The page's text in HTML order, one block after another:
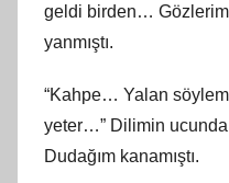
geldi birden…
yanmıştı.
“Kahpe… Yalan
yeter…” Dilimin ucunda
Dudağım kanamıştı.